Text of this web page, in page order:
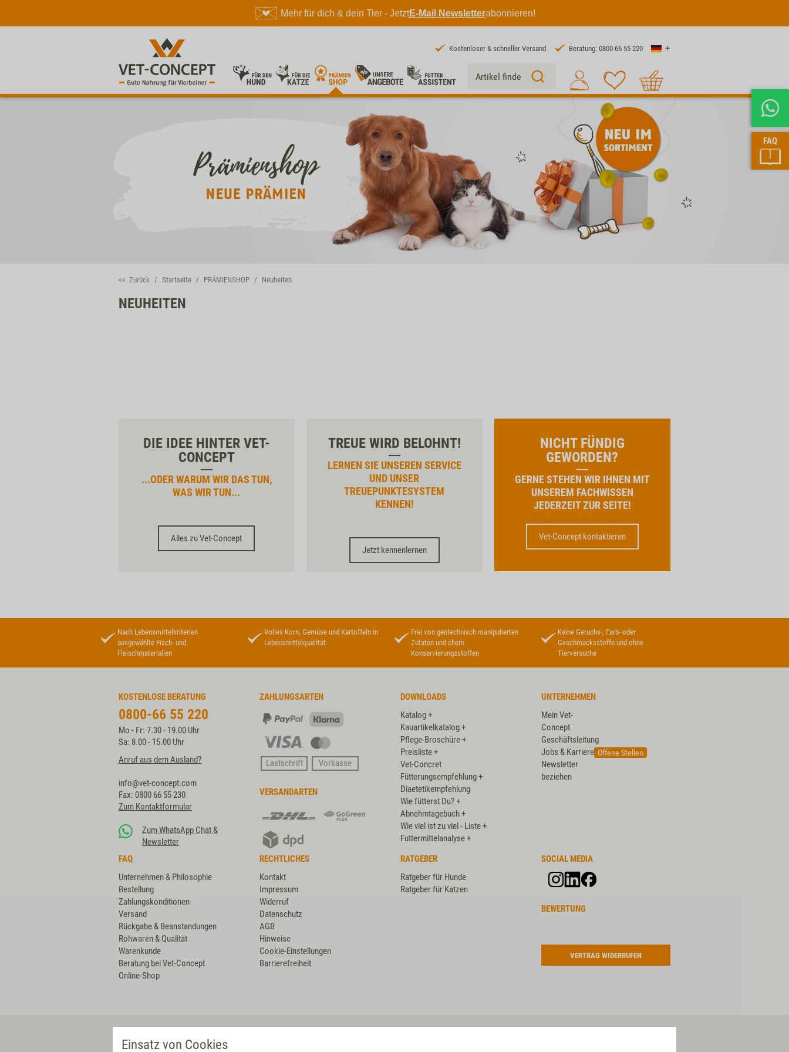
Mehr für dich & dein Tier - JetztE-Mail Newsletterabonnieren!
FAQ
Kostenloser & schneller Versand Beratung: 0800-66 55 220 Land
Suche 1
Einsatz von Cookies
<< Zurück Startseite PRÄMIENSHOP Neuheiten
NEUHEITEN
DIE IDEE HINTER VET-
CONCEPT
...ODER WARUM WIR DAS TUN,
WAS WIR TUN...
Alles zu Vet-Concept
TREUE WIRD BELOHNT!
LERNEN SIE UNSEREN SERVICE
UND UNSER
TREUEPUNKTESYSTEM
KENNEN!
Jetzt kennenlernen
NICHT FÜNDIG
GEWORDEN?
GERNE STEHEN WIR IHNEN MIT
UNSEREM FACHWISSEN
JEDERZEIT ZUR SEITE!
Vet-Concept kontaktieren
Nach Lebensmittelkriterien
ausgewählte Fisch- und
Fleischmaterialien
Volles Korn, Gemüse und Kartoffeln in
Lebensmittelqualität
Frei von gentechnisch manipulierten
Zutaten und chem.
Konservierungsstoffen
Keine Geruchs-, Farb- oder
Geschmacksstoffe und ohne
Tierversuche
KOSTENLOSE BERATUNG
0800-66 55 220
Mo - Fr: 7.30 - 19.00 Uhr
Sa: 8.00 - 15.00 Uhr
Anruf aus dem Ausland?
info@vet-concept.com
Fax: 0800 66 55 230
Zum Kontaktformular
Zum WhatsApp Chat &
Newsletter
ZAHLUNGSARTEN
PayPal
Visa
Lastschrift
Vorkasse
VERSANDARTEN
DHL
DHL
GoGreen
DPD
DOWNLOADS
Katalog +
Kauartikelkatalog +
Pflege-Broschüre +
Preisliste +
Vet-Concret
Fütterungsempfehlung +
Diaetetikempfehlung
Wie fütterst Du? +
Abnehmtagebuch +
Wie viel ist zu viel - Liste +
Futtermittelanalyse +
UNTERNEHMEN
Mein Vet-
Concept
Geschäftsleitung
Jobs & Karriere Offene Stellen
Newsletter
beziehen
FAQ
Unternehmen & Philosophie
Bestellung
Zahlungskonditionen
Versand
Rückgabe & Beanstandungen
Rohwaren & Qualität
Warenkunde
Beratung bei Vet-Concept
Online-Shop
RECHTLICHES
Kontakt
Impressum
Widerruf
Datenschutz
AGB
Hinweise
Cookie-Einstellungen
Barrierefreiheit
RATGEBER
Ratgeber für Hunde
Ratgeber für Katzen
SOCIAL MEDIA
BEWERTUNG
VERTRAG WIDERRUFEN